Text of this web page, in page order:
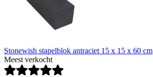
Stonewish stapelblok antraciet 15 x 15 x 60 cm
Meest verkocht